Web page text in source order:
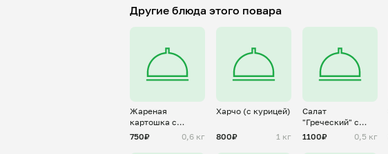
Другие блюда этого повара
Жареная
картошка с
солеными
750₽ 0,6 кг
Харчо (с курицей)
800₽ 1 кг
Салат
"Греческий" с
тунцом
1100₽ 0,5 кг